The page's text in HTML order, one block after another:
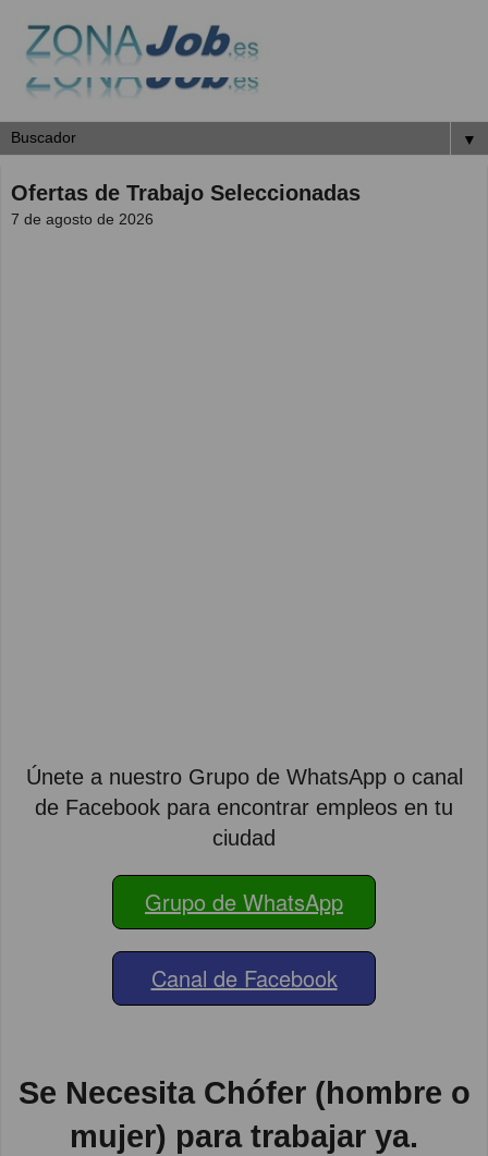
▼
Ofertas de Trabajo Seleccionadas
7 de agosto de 2026
Únete a nuestro Grupo de WhatsApp o canal
de Facebook para encontrar empleos en tu
ciudad
Grupo de WhatsApp
Canal de Facebook
Se Necesita Chófer (hombre o
mujer) para trabajar ya.